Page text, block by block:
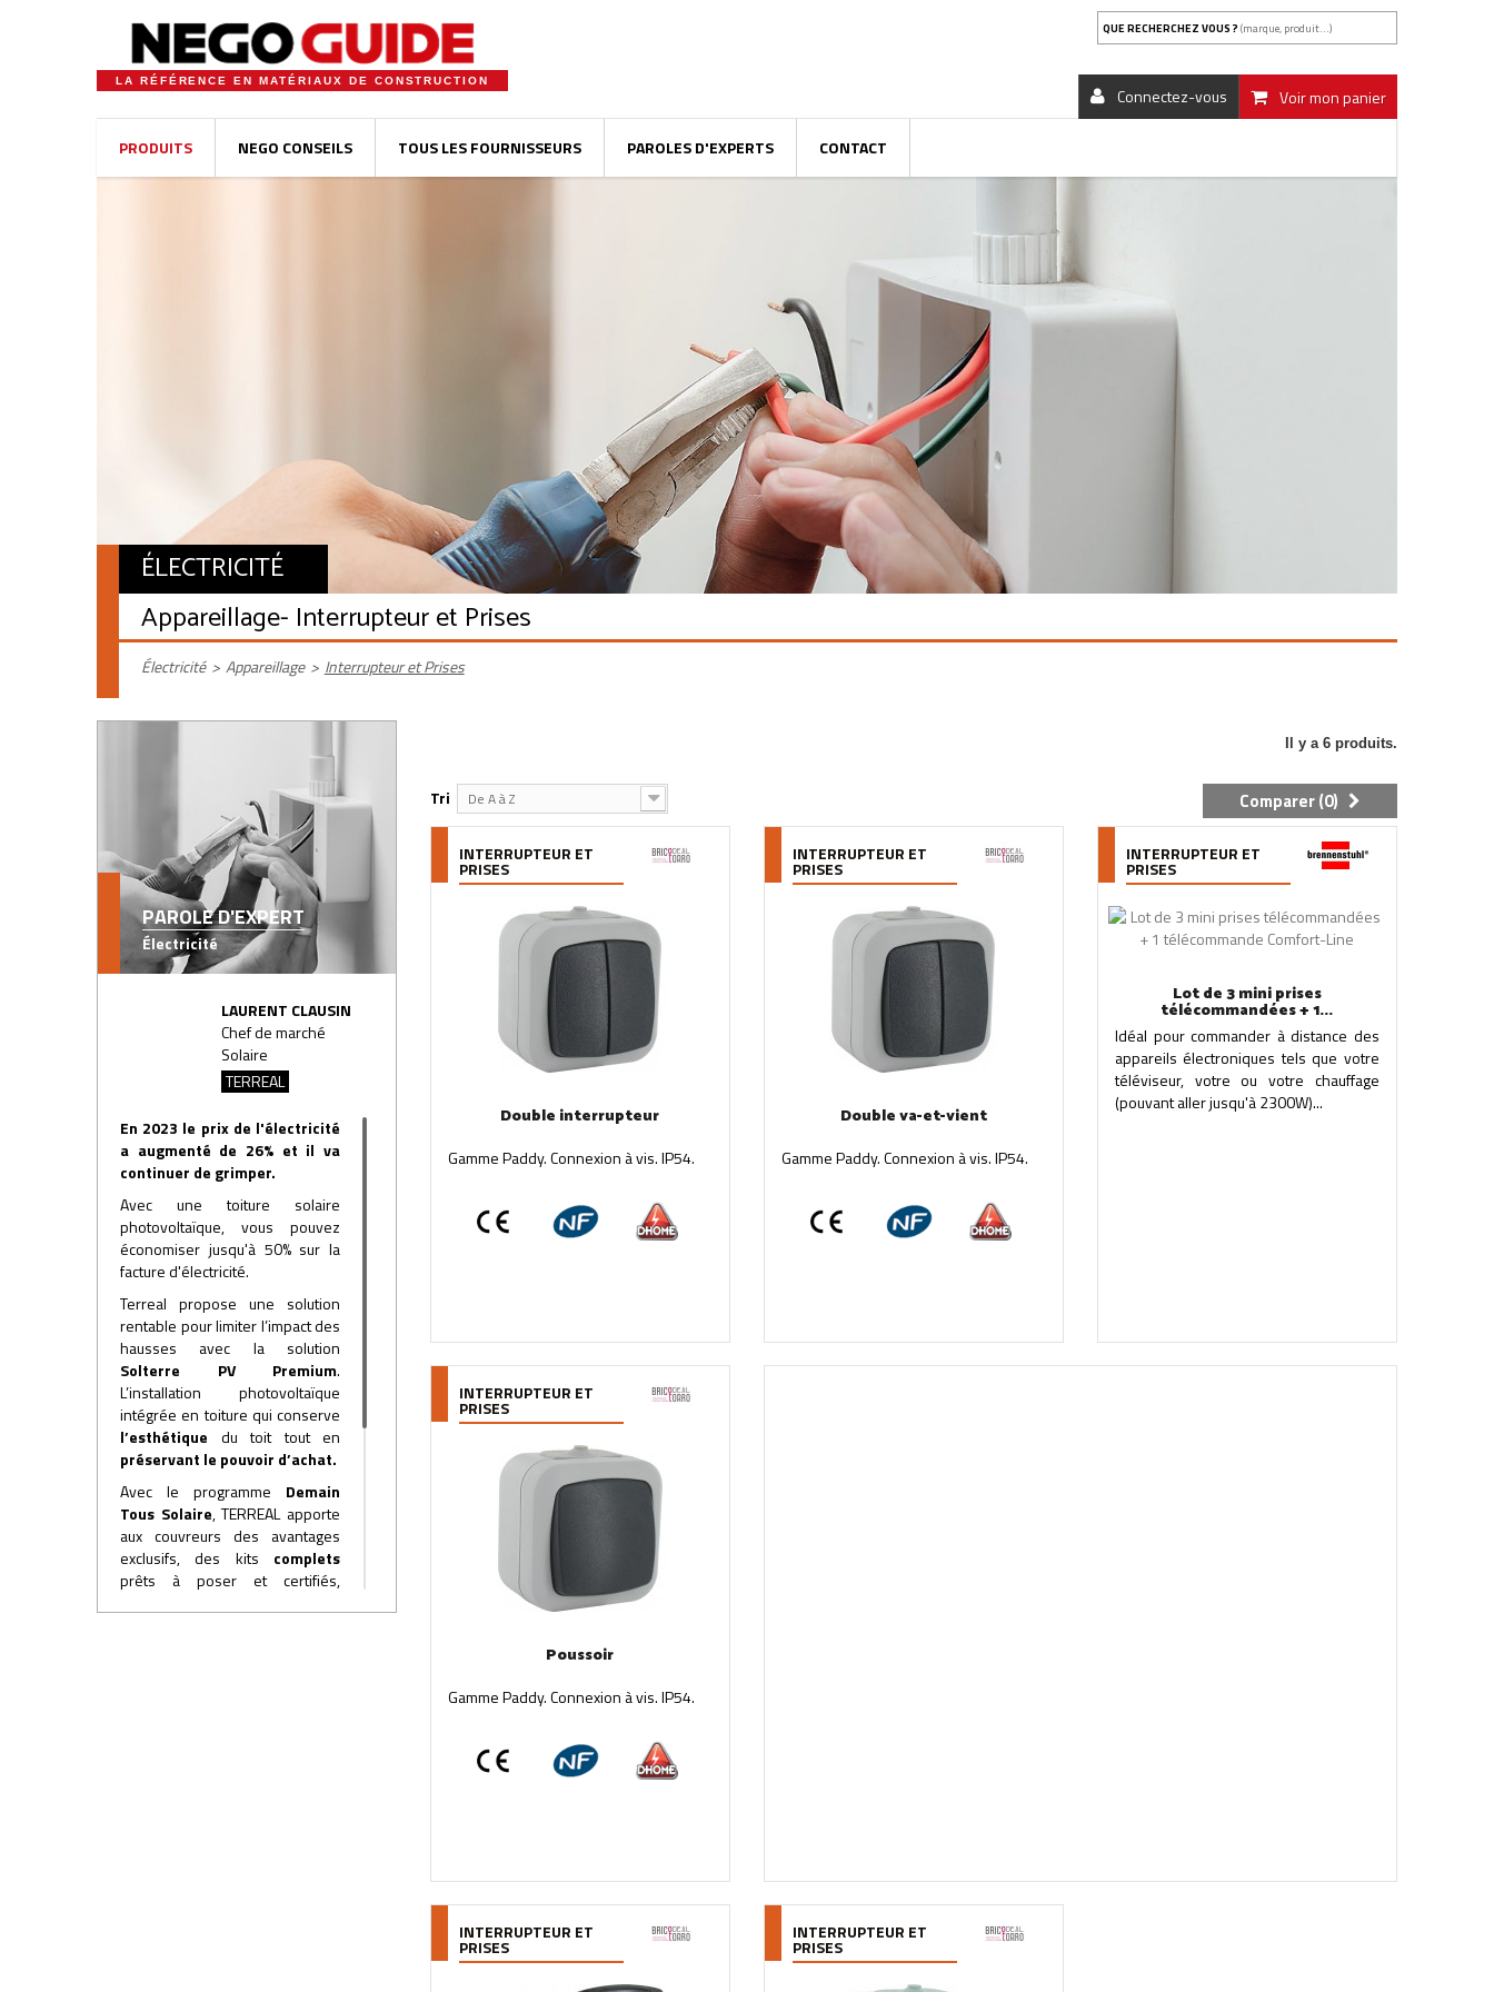
LA RÉFÉRENCE EN MATÉRIAUX DE CONSTRUCTION
QUE RECHERCHEZ VOUS ? (marque, produit...)
Voir mon panier
Connectez-vous
PRODUITS NEGO CONSEILS TOUS LES FOURNISSEURS PAROLES D'EXPERTS CONTACT
ÉLECTRICITÉ
Appareillage- Interrupteur et Prises
Électricité > Appareillage > Interrupteur et Prises
PAROLE D'EXPERT
Électricité
LAURENT CLAUSIN
Chef de marché
Solaire
TERREAL
En 2023 le prix de l'électricité
a augmenté de 26% et il va
continuer de grimper.
Avec une toiture solaire
photovoltaïque, vous pouvez
économiser jusqu'à 50% sur la
facture d'électricité.
Terreal propose une solution
rentable pour limiter l’impact des
hausses avec la solution
Solterre PV Premium.
L’installation photovoltaïque
intégrée en toiture qui conserve
l’esthétique du toit tout en
préservant le pouvoir d’achat.
Avec le programme Demain
Tous Solaire, TERREAL apporte
aux couvreurs des avantages
exclusifs, des kits complets
prêts à poser et certifiés,
Il y a 6 produits.
Tri De A à Z Comparer (0)
INTERRUPTEUR ET
PRISES
Double interrupteur
Gamme Paddy. Connexion à vis. IP54.
INTERRUPTEUR ET
PRISES
Double va-et-vient
Gamme Paddy. Connexion à vis. IP54.
INTERRUPTEUR ET
PRISES
Lot de 3 mini prises
télécommandées + 1...
Idéal pour commander à distance des
appareils électroniques tels que votre
téléviseur, votre ou votre chauffage
(pouvant aller jusqu'à 2300W)...
INTERRUPTEUR ET
PRISES
Poussoir
Gamme Paddy. Connexion à vis. IP54.
INTERRUPTEUR ET
PRISES
INTERRUPTEUR ET
PRISES